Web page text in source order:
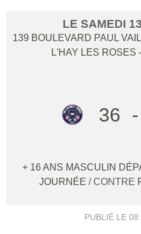
LE SAMEDI 13
139 BOULEVARD PAUL
L'HAY LES ROSES
36 -
+ 16 ANS MASCULIN
JOURNÉE / CONTRE
PUBLIÉ LE 08